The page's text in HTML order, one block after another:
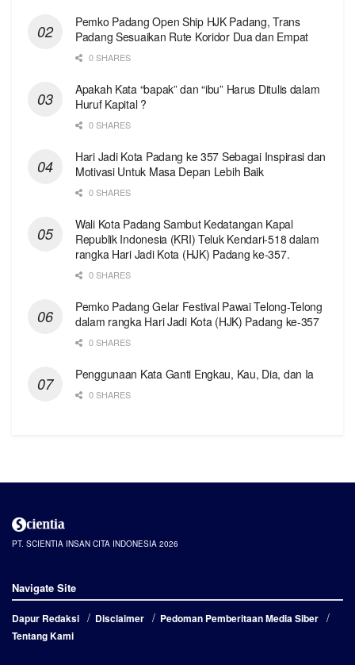
Pemko Padang Open Ship HJK Padang, Trans
Padang Sesuaikan Rute Koridor Dua dan Empat
0 SHARES
Apakah Kata “bapak” dan “ibu” Harus Ditulis dalam
Huruf Kapital ?
0 SHARES
Hari Jadi Kota Padang ke 357 Sebagai Inspirasi dan
Motivasi Untuk Masa Depan Lebih Baik
0 SHARES
Wali Kota Padang Sambut Kedatangan Kapal
Republik Indonesia (KRI) Teluk Kendari-518 dalam
rangka Hari Jadi Kota (HJK) Padang ke-357.
0 SHARES
Pemko Padang Gelar Festival Pawai Telong-Telong
dalam rangka Hari Jadi Kota (HJK) Padang ke-357
0 SHARES
Penggunaan Kata Ganti Engkau, Kau, Dia, dan Ia
0 SHARES
PT. SCIENTIA INSAN CITA INDONESIA 2026
Navigate Site
Dapur Redaksi Disclaimer
Pedoman Pemberitaan Media Siber
Tentang Kami